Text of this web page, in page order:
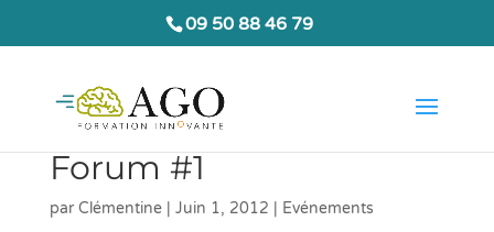
09 50 88 46 79
Forum #1
par Clémentine| Juin 1, 2012 Evénements